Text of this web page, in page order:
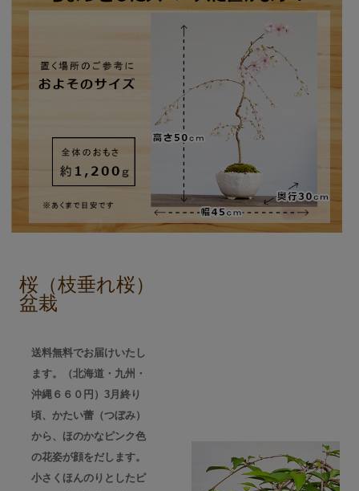
桜（枝垂れ桜）
盆栽
送料無料でお届けいたし
ます。（北海道・九州・
沖縄６６０円）3月終り
頃、かたい蕾（つぼみ）
から、ほのかなピンク色
の花姿が顔をだします。
小さくほんのりとしたピ